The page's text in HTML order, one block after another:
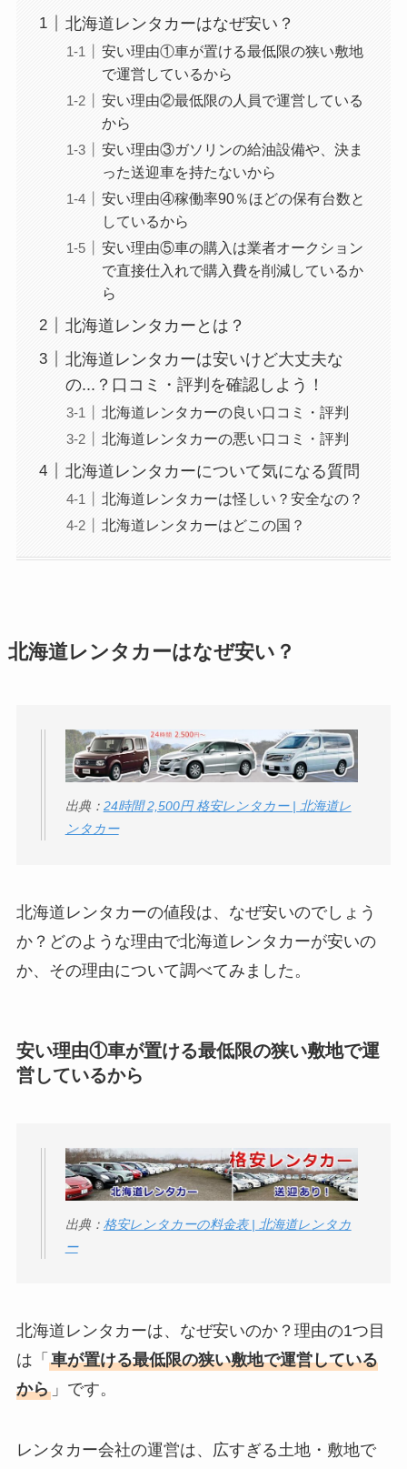
北海道レンタカーはなぜ安い？
安い理由①車が置ける最低限の狭い敷地
で運営しているから
安い理由②最低限の人員で運営している
から
安い理由③ガソリンの給油設備や、決ま
った送迎車を持たないから
安い理由④稼働率90％ほどの保有台数と
しているから
安い理由⑤車の購入は業者オークション
で直接仕入れで購入費を削減しているか
ら
北海道レンタカーとは？
北海道レンタカーは安いけど大丈夫な
の...？口コミ・評判を確認しよう！
北海道レンタカーの良い口コミ・評判
北海道レンタカーの悪い口コミ・評判
北海道レンタカーについて気になる質問
北海道レンタカーは怪しい？安全なの？
北海道レンタカーはどこの国？
北海道レンタカーはなぜ安い？
出典： 24時間 2,500円 格安レンタカー | 北海道レ
ンタカー
北海道レンタカーの値段は、なぜ安いのでしょう
か？どのような理由で北海道レンタカーが安いの
か、その理由について調べてみました。
安い理由①車が置ける最低限の狭い敷地で運
営しているから
出典： 格安レンタカーの料金表 | 北海道レンタカ
ー
北海道レンタカーは、なぜ安いのか？理由の1つ目
は「 車が置ける最低限の狭い敷地で運営している
から」です。
レンタカー会社の運営は、広すぎる土地・敷地で